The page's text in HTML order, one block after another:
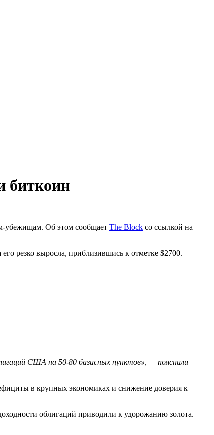
биткоин
убежищам. Об этом сообщает The Block со ссылкой на
резко выросла, приблизившись к отметке $2700.
США на 50-80 базисных пунктов», — пояснили
в крупных экономиках и снижение доверия к
облигаций приводили к удорожанию золота.